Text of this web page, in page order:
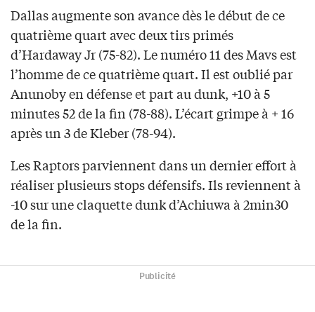
Dallas augmente son avance dès le début de ce
quatrième quart avec deux tirs primés
d’Hardaway Jr (75-82). Le numéro 11 des Mavs est
l’homme de ce quatrième quart. Il est oublié par
Anunoby en défense et part au dunk, +10 à 5
minutes 52 de la fin (78-88). L’écart grimpe à + 16
après un 3 de Kleber (78-94).
Les Raptors parviennent dans un dernier effort à
réaliser plusieurs stops défensifs. Ils reviennent à
-10 sur une claquette dunk d’Achiuwa à 2min30
de la fin.
Publicité